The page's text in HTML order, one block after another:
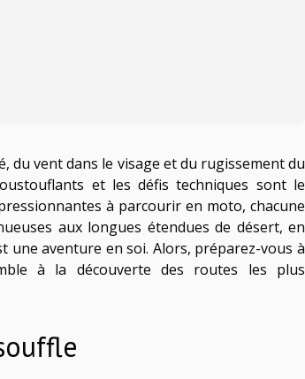
du vent dans le visage et du rugissement du
et les défis techniques sont le
à parcourir en moto, chacune
aux longues étendues de désert, en
aventure en soi. Alors, préparez-vous à
à la découverte des routes les plus